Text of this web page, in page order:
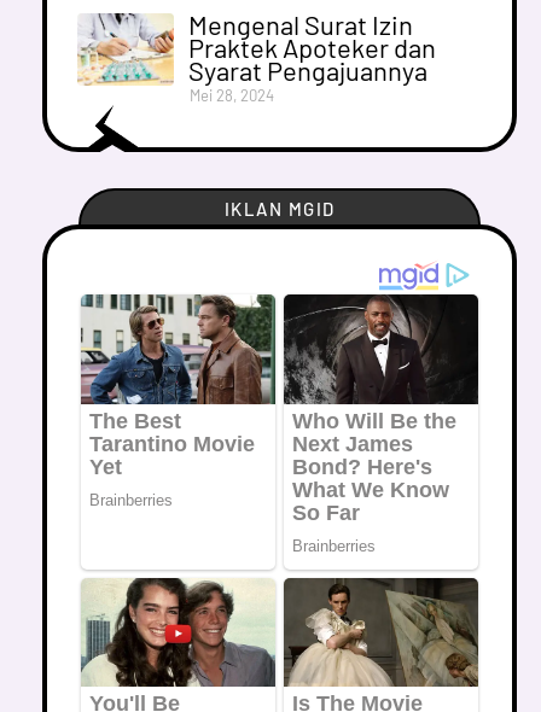
Mengenal Surat Izin
Praktek Apoteker dan
Syarat Pengajuannya
Mei 28, 2024
IKLAN MGID